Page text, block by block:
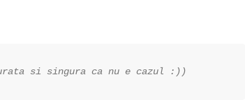
si singura ca nu e cazul :))